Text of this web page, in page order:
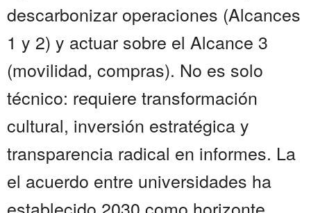
descarbonizar operaciones (Alcances
1 y 2) y actuar sobre el Alcance 3
(movilidad, compras). No es solo
técnico: requiere transformación
cultural, inversión estratégica y
transparencia radical en informes. La
el acuerdo entre universidades ha